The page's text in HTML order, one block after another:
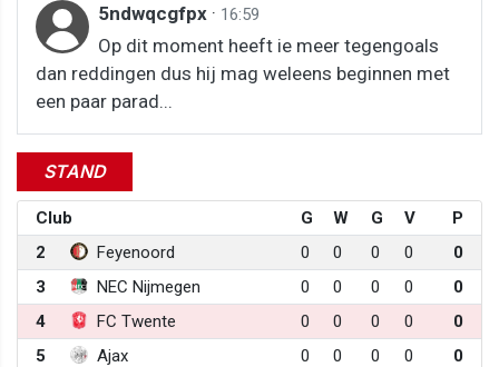
5ndwqcgfpx · 16:59
Op dit moment heeft ie meer tegengoals
dan reddingen dus hij mag weleens beginnen met
een paar parad...
STAND
Club G W G V
P
2
Feyenoord 0 0 0 0
0
3
NEC Nijmegen 0 0 0 0
0
4
FC Twente 0 0 0 0
0
5
Ajax 0 0 0 0
0